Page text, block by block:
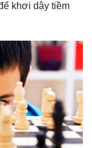
khơi dậy tiềm